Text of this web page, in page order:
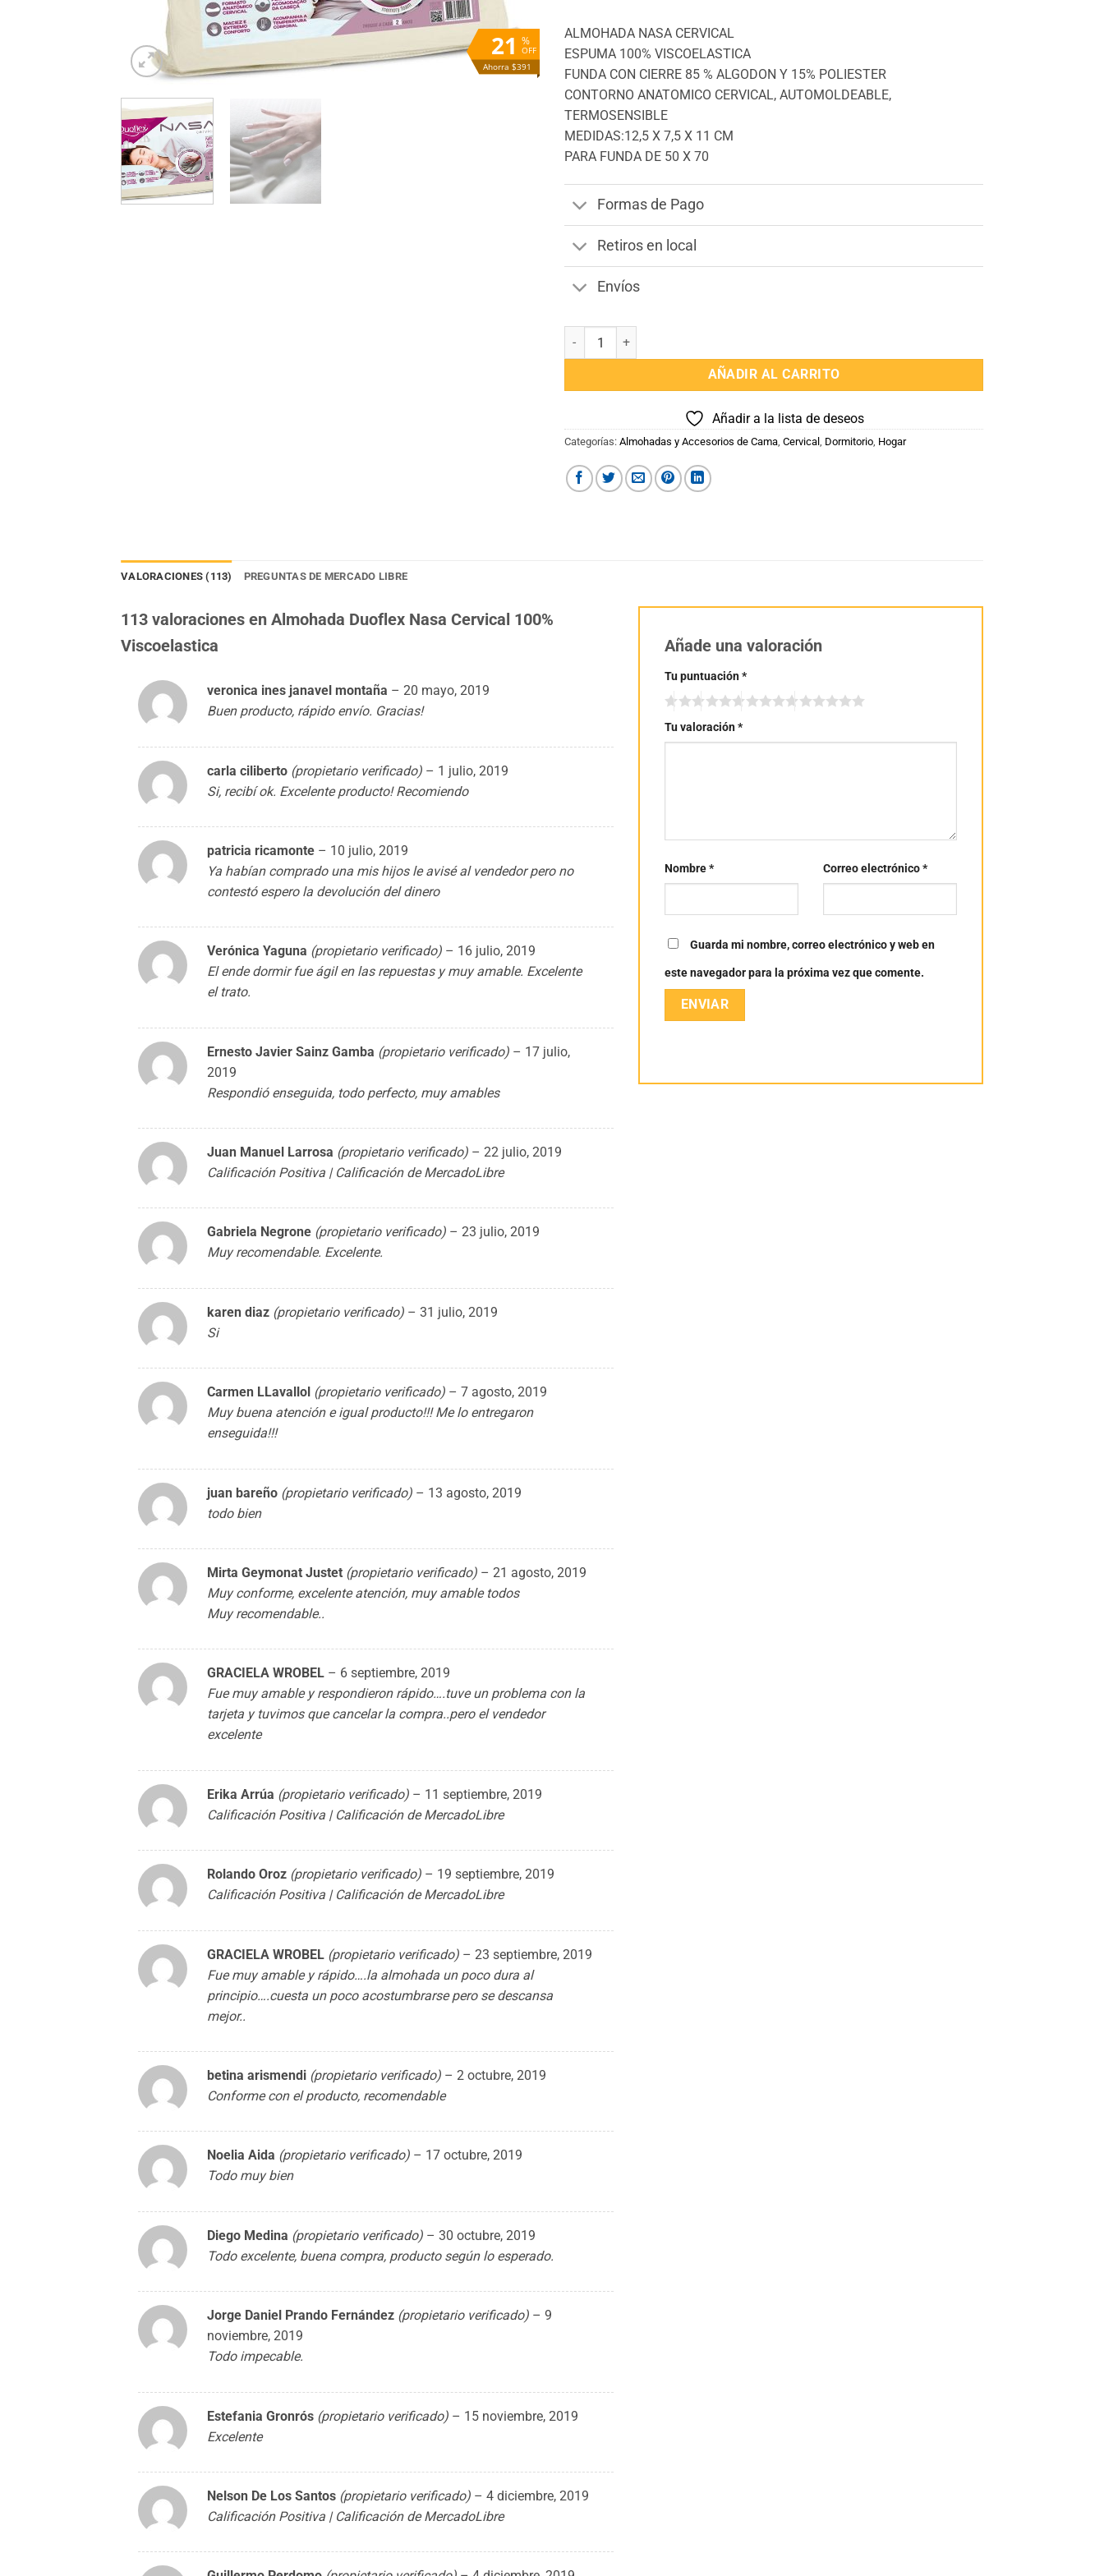
%
OFF
21
Ahorra $391
ALMOHADA NASA CERVICAL
ESPUMA 100% VISCOELASTICA
FUNDA CON CIERRE 85 % ALGODON Y 15% POLIESTER
CONTORNO ANATOMICO CERVICAL, AUTOMOLDEABLE,
TERMOSENSIBLE
MEDIDAS:12,5 X 7,5 X 11 CM
PARA FUNDA DE 50 X 70
Formas de Pago
Retiros en local
Envíos
Almohada Duoflex Nasa Cervical 100% Viscoelastica cantidad
AÑADIR AL CARRITO
Añadir a la lista de deseos
Categorías: Almohadas y Accesorios de Cama, Cervical , Dormitorio, Hogar
VALORACIONES (113) PREGUNTAS DE MERCADO LIBRE
113 valoraciones en Almohada Duoflex Nasa Cervical 100%
Viscoelastica
veronica ines janavel montaña – 20 mayo, 2019
Buen producto, rápido envío. Gracias!
carla ciliberto (propietario verificado) – 1 julio, 2019
Si, recibí ok. Excelente producto! Recomiendo
patricia ricamonte – 10 julio, 2019
Ya habían comprado una mis hijos le avisé al vendedor pero no
contestó espero la devolución del dinero
Verónica Yaguna (propietario verificado) – 16 julio, 2019
El ende dormir fue ágil en las repuestas y muy amable. Excelente
el trato.
Ernesto Javier Sainz Gamba (propietario verificado) – 17 julio,
2019
Respondió enseguida, todo perfecto, muy amables
Juan Manuel Larrosa (propietario verificado) – 22 julio, 2019
Calificación Positiva | Calificación de MercadoLibre
Gabriela Negrone (propietario verificado) – 23 julio, 2019
Muy recomendable. Excelente.
karen diaz (propietario verificado) – 31 julio, 2019
Si
Carmen LLavallol (propietario verificado) – 7 agosto, 2019
Muy buena atención e igual producto!!! Me lo entregaron
enseguida!!!
juan bareño (propietario verificado) – 13 agosto, 2019
todo bien
Mirta Geymonat Justet (propietario verificado) – 21 agosto, 2019
Muy conforme, excelente atención, muy amable todos
Muy recomendable..
GRACIELA WROBEL – 6 septiembre, 2019
Fue muy amable y respondieron rápido….tuve un problema con la
tarjeta y tuvimos que cancelar la compra..pero el vendedor
excelente
Erika Arrúa (propietario verificado) – 11 septiembre, 2019
Calificación Positiva | Calificación de MercadoLibre
Rolando Oroz (propietario verificado) – 19 septiembre, 2019
Calificación Positiva | Calificación de MercadoLibre
GRACIELA WROBEL (propietario verificado) – 23 septiembre, 2019
Fue muy amable y rápido….la almohada un poco dura al
principio….cuesta un poco acostumbrarse pero se descansa
mejor..
betina arismendi (propietario verificado) – 2 octubre, 2019
Conforme con el producto, recomendable
Noelia Aida (propietario verificado) – 17 octubre, 2019
Todo muy bien
Diego Medina (propietario verificado) – 30 octubre, 2019
Todo excelente, buena compra, producto según lo esperado.
Jorge Daniel Prando Fernández (propietario verificado) – 9
noviembre, 2019
Todo impecable.
Estefania Gronrós (propietario verificado) – 15 noviembre, 2019
Excelente
Nelson De Los Santos (propietario verificado) – 4 diciembre, 2019
Calificación Positiva | Calificación de MercadoLibre
Añade una valoración
Tu puntuación*
Tu valoración*
Nombre* Correo electrónico*
Guarda mi nombre, correo electrónico y web en
este navegador para la próxima vez que comente.